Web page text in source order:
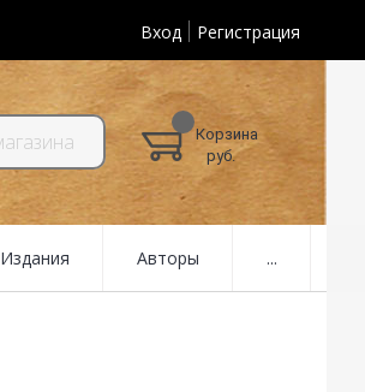
Вход Регистрация
Корзина
руб.
Издания Авторы ...